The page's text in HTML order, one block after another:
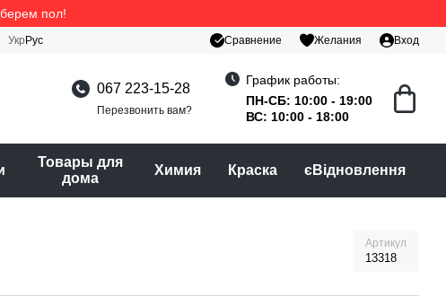
пол!
Укр Рус Сравнение Желания Вход
067 223-15-28
Перезвонить вам?
График работы:
ПН-СБ: 10:00 - 19:00
ВС: 10:00 - 18:00
Товары для
дома
Химия Краска єВідновлення
Артикул
13318